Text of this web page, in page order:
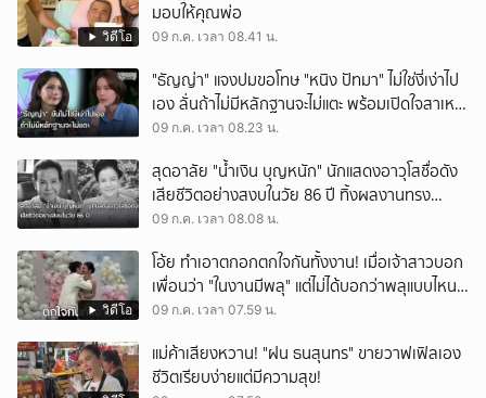
วิดีโอ
มอบให้คุณพ่อ
09 ก.ค. เวลา 08.41 น.
"ธัญญ่า" แจงปมขอโทษ "หนิง ปัทมา" ไม่ใช่งี่เง่าไป
เอง ลั่นถ้าไม่มีหลักฐานจะไม่แตะ พร้อมเปิดใจสาเหตุ
ไลฟ์เดือด
09 ก.ค. เวลา 08.23 น.
สุดอาลัย "น้ำเงิน บุญหนัก" นักแสดงอาวุโสชื่อดัง
เสียชีวิตอย่างสงบในวัย 86 ปี ทิ้งผลงานทรง
คุณค่า
09 ก.ค. เวลา 08.08 น.
วิดีโอ
โอ้ย ทำเอาตกอกตกใจกันทั้งงาน! เมื่อเจ้าสาวบอก
เพื่อนว่า "ในงานมีพลุ" แต่ไม่ได้บอกว่าพลุแบบไหน
บอกเลยอลังการจริง แต่แอบอันตรายสุดๆ
09 ก.ค. เวลา 07.59 น.
แม่ค้าเสียงหวาน! "ฝน ธนสุนทร" ขายวาฟเฟิลเอง
ชีวิตเรียบง่ายแต่มีความสุข!